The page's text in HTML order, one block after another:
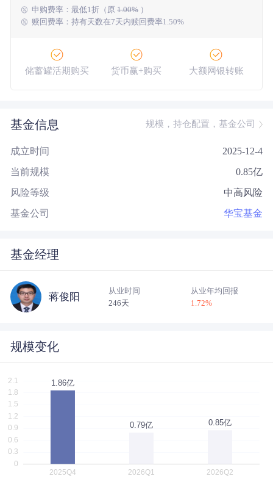
成立以来 -19.90%
申购费率： 最低1折（原 1.00%）
赎回费率：持有天数在7天内赎回费率1.50%
储蓄罐活期购买 货币赢+购买 大额网银转账
基金信息 规模，持仓配置，基金公司
成立时间 2025-12-4
当前规模 0.85亿
风险等级 中高风险
基金公司 华宝基金
基金经理
蒋俊阳
从业时间
246天
从业年均回报
1.72%
规模变化